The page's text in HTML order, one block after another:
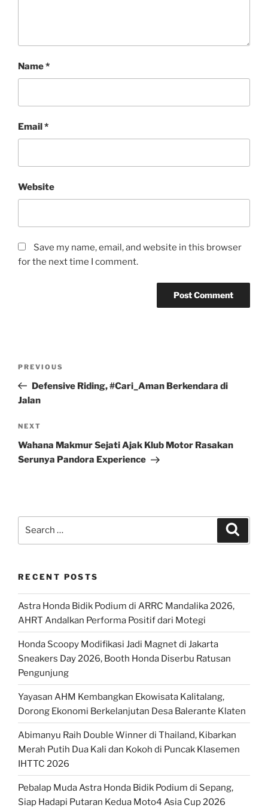
Name*
Email*
Website
Save my name, email, and website in this browser
for the next time I comment.
Previous
Post
PREVIOUS
Defensive Riding, #Cari_Aman Berkendara di
Jalan
Next
Post
NEXT
Wahana Makmur Sejati Ajak Klub Motor Rasakan
Serunya Pandora Experience
RECENT POSTS
Astra Honda Bidik Podium di ARRC Mandalika 2026,
AHRT Andalkan Performa Positif dari Motegi
Honda Scoopy Modifikasi Jadi Magnet di Jakarta
Sneakers Day 2026, Booth Honda Diserbu Ratusan
Pengunjung
Yayasan AHM Kembangkan Ekowisata Kalitalang,
Dorong Ekonomi Berkelanjutan Desa Balerante Klaten
Abimanyu Raih Double Winner di Thailand, Kibarkan
Merah Putih Dua Kali dan Kokoh di Puncak Klasemen
IHTTC 2026
Pebalap Muda Astra Honda Bidik Podium di Sepang,
Siap Hadapi Putaran Kedua Moto4 Asia Cup 2026